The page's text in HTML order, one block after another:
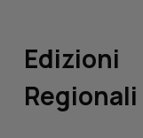
Edizioni
Regionali